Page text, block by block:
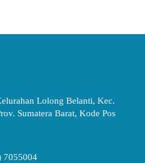
Lolong Belanti, Kec.
Sumatera Barat, Kode Pos
7055004